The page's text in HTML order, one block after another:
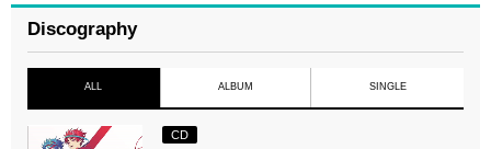
Discography
ALL ALBUM SINGLE
CD